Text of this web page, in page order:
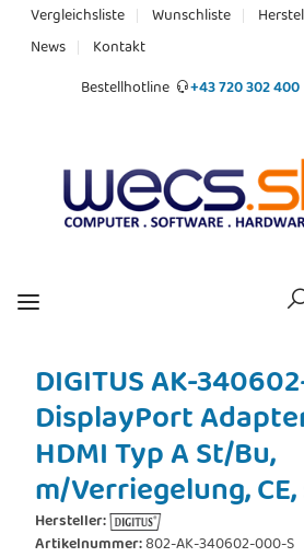
Vergleichsliste Wunschliste
News
Kontakt
Bestellhotline
+43 720 302 400
DIGITUS AK-
DisplayPort
HDMI Typ A St/Bu,
m/Verriegelung,
Hersteller:
Artikelnummer:802-AK-340602-000-S